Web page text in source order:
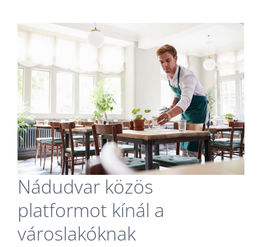
Nádudvar közös
platformot kínál a
városlakóknak